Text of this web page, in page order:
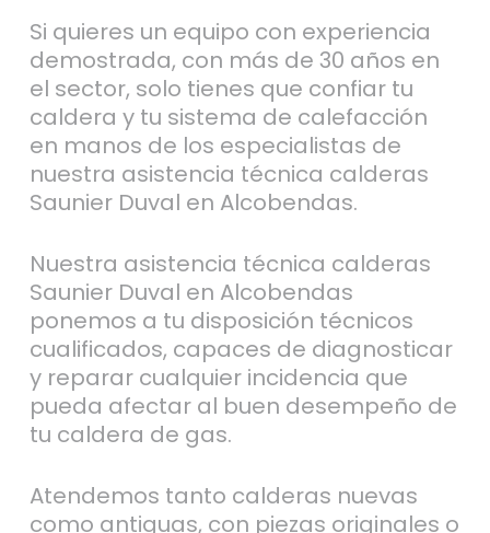
Si quieres un equipo con experiencia
demostrada, con más de 30 años en
el sector, solo tienes que confiar tu
caldera y tu sistema de calefacción
en manos de los especialistas de
nuestra asistencia técnica calderas
Saunier Duval en Alcobendas.
Nuestra asistencia técnica calderas
Saunier Duval en Alcobendas
ponemos a tu disposición técnicos
cualificados, capaces de diagnosticar
y reparar cualquier incidencia que
pueda afectar al buen desempeño de
tu caldera de gas.
Atendemos tanto calderas nuevas
como antiguas, con piezas originales o